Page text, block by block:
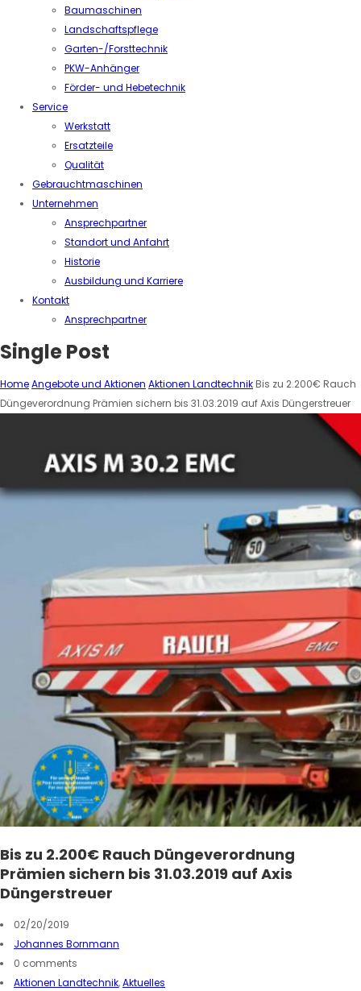
Baumaschinen
Landschaftspflege
Garten-/Forsttechnik
PKW-Anhänger
Förder- und Hebetechnik
Service
Werkstatt
Ersatzteile
Qualität
Gebrauchtmaschinen
Unternehmen
Ansprechpartner
Standort und Anfahrt
Historie
Ausbildung und Karriere
Kontakt
Ansprechpartner
Single Post
HomeAngebote und Aktionen Aktionen Landtechnik Bis zu 2.200€ Rauch
Düngeverordnung Prämien sichern bis 31.03.2019 auf Axis Düngerstreuer
Bis zu 2.200€ Rauch Düngeverordnung
Prämien sichern bis 31.03.2019 auf Axis
Düngerstreuer
02/20/2019
Johannes Bornmann
0 comments
Aktionen Landtechnik,Aktuelles